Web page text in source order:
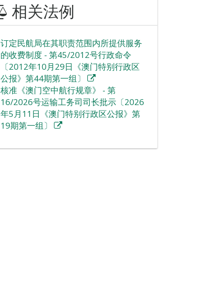
相关法例
订定民航局在其职责范围内所提供服务
的收费制度 - 第45/2012号行政命令
〔2012年10月29日《澳门特别行政区
公报》第44期第一组〕
核准《澳门空中航行规章》 - 第
16/2026号运输工务司司长批示〔2026
年5月11日《澳门特别行政区公报》第
19期第一组〕